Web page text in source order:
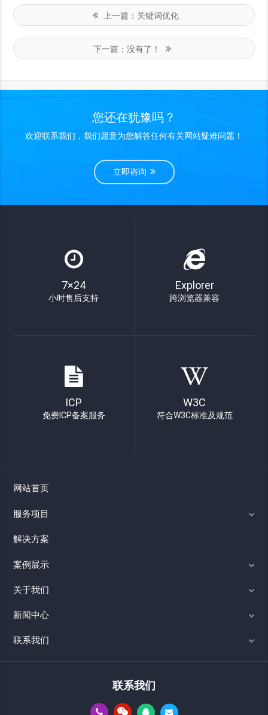
上一篇： 关键词优化
下一篇：没有了！
您还在犹豫吗？
欢迎联系我们，我们愿意为您解答任何有关网站疑难问题！
立即咨询
7×24
小时售后支持
Explorer
跨浏览器兼容
ICP
免费ICP备案服务
W3C
符合W3C标准及规范
网站首页
服务项目
解决方案
案例展示
关于我们
新闻中心
联系我们
联系我们